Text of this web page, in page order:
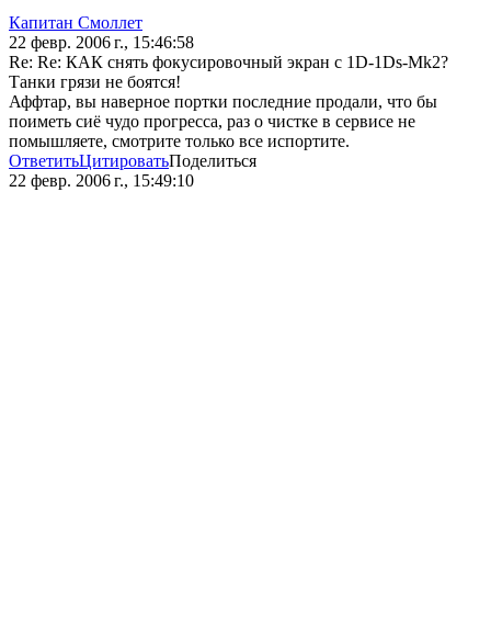
Капитан Смоллет
22 февр. 2006 г., 15:46:58
Re: Re: КАК снять фокусировочный экран с 1D-1Ds-Mk2?
Танки грязи не боятся!
Аффтар, вы наверное портки последние продали, что бы
поиметь сиё чудо прогресса, раз о чистке в сервисе не
помышляете, смотрите только все испортите.
ОтветитьЦитироватьПоделиться
22 февр. 2006 г., 15:49:10